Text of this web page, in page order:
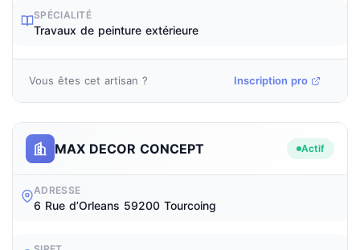
SPÉCIALITÉ
Travaux de peinture extérieure
Vous êtes cet artisan ? Inscription pro
MAX DECOR CONCEPT Actif
ADRESSE
6 Rue d’Orleans 59200 Tourcoing